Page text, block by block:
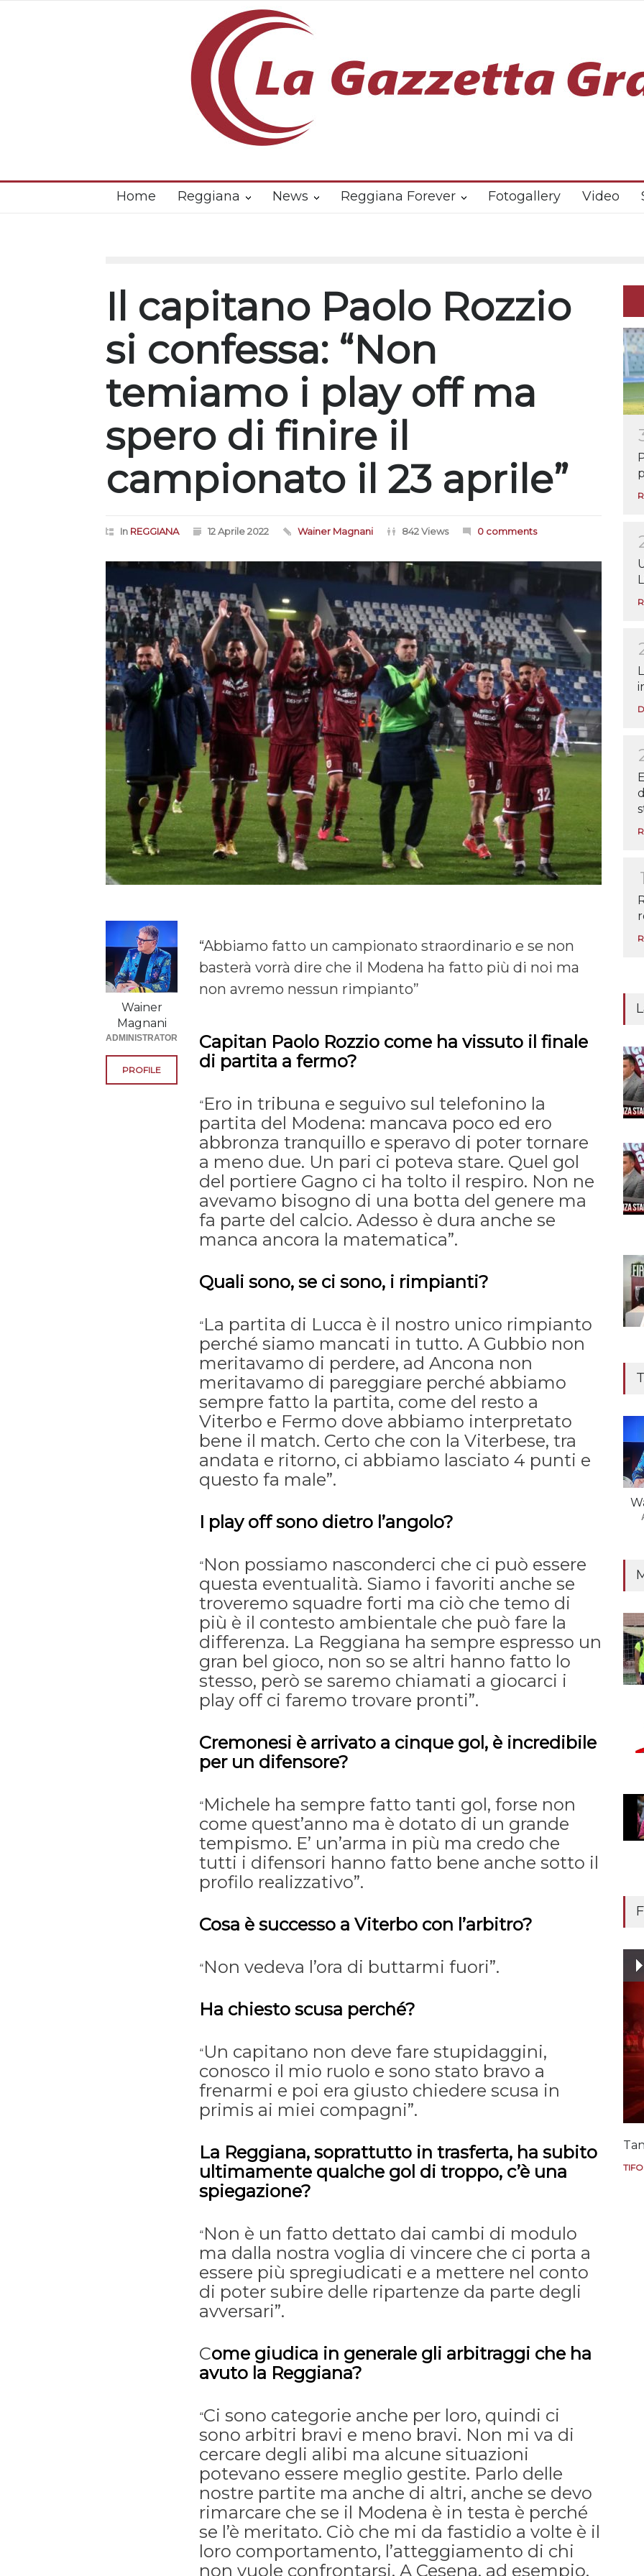
Home Reggiana News Reggiana Forever Fotogallery Video
Il capitano Paolo Rozzio
si confessa: “Non
temiamo i play off ma
spero di finire il
campionato il 23 aprile”
In REGGIANA 12 Aprile 2022 Wainer Magnani 842 Views 0 comments
“Abbiamo fatto un campionato straordinario e se non
basterà vorrà dire che il Modena ha fatto più di noi ma
non avremo nessun rimpianto”
Capitan Paolo Rozzio come ha vissuto il finale
di partita a fermo?
“Ero in tribuna e seguivo sul telefonino la
partita del Modena: mancava poco ed ero
abbronza tranquillo e speravo di poter tornare
a meno due. Un pari ci poteva stare. Quel gol
del portiere Gagno ci ha tolto il respiro. Non ne
avevamo bisogno di una botta del genere ma
fa parte del calcio. Adesso è dura anche se
manca ancora la matematica”.
Quali sono, se ci sono, i rimpianti?
“La partita di Lucca è il nostro unico rimpianto
perché siamo mancati in tutto. A Gubbio non
meritavamo di perdere, ad Ancona non
meritavamo di pareggiare perché abbiamo
sempre fatto la partita, come del resto a
Viterbo e Fermo dove abbiamo interpretato
bene il match. Certo che con la Viterbese, tra
andata e ritorno, ci abbiamo lasciato 4 punti e
questo fa male”.
I play off sono dietro l’angolo?
“Non possiamo nasconderci che ci può essere
questa eventualità. Siamo i favoriti anche se
troveremo squadre forti ma ciò che temo di
più è il contesto ambientale che può fare la
differenza. La Reggiana ha sempre espresso un
gran bel gioco, non so se altri hanno fatto lo
stesso, però se saremo chiamati a giocarci i
play off ci faremo trovare pronti”.
Cremonesi è arrivato a cinque gol, è incredibile
per un difensore?
“Michele ha sempre fatto tanti gol, forse non
come quest’anno ma è dotato di un grande
tempismo. E’ un’arma in più ma credo che
tutti i difensori hanno fatto bene anche sotto il
profilo realizzativo”.
Cosa è successo a Viterbo con l’arbitro?
“Non vedeva l’ora di buttarmi fuori”.
Ha chiesto scusa perché?
“Un capitano non deve fare stupidaggini,
conosco il mio ruolo e sono stato bravo a
frenarmi e poi era giusto chiedere scusa in
primis ai miei compagni”.
La Reggiana, soprattutto in trasferta, ha subito
ultimamente qualche gol di troppo, c’è una
spiegazione?
“Non è un fatto dettato dai cambi di modulo
ma dalla nostra voglia di vincere che ci porta a
essere più spregiudicati e a mettere nel conto
di poter subire delle ripartenze da parte degli
avversari”.
Come giudica in generale gli arbitraggi che ha
avuto la Reggiana?
“Ci sono categorie anche per loro, quindi ci
sono arbitri bravi e meno bravi. Non mi va di
cercare degli alibi ma alcune situazioni
potevano essere meglio gestite. Parlo delle
nostre partite ma anche di altri, anche se devo
rimarcare che se il Modena è in testa è perché
se l’è meritato. Ciò che mi da fastidio a volte è il
loro comportamento, l’atteggiamento di chi
non vuole confrontarsi. A Cesena, ad esempio,
Wainer
Magnani
ADMINISTRATOR
PROFILE
1